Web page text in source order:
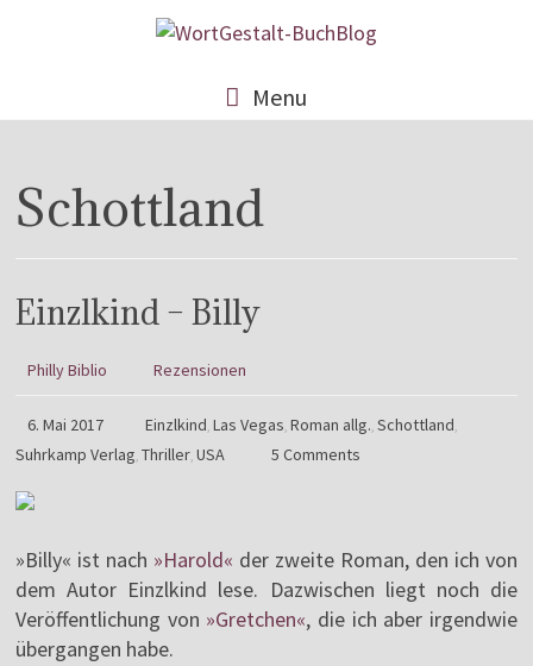
Menu
Schottland
Einzlkind – Billy
Philly Biblio Rezensionen
6. Mai 2017 Einzlkind,Las Vegas,Roman allg.,Schottland,
Suhrkamp Verlag,Thriller,USA 5 Comments
»Billy« ist nach »Harold« der zweite Roman, den ich von
dem Autor Einzlkind lese. Dazwischen liegt noch die
Veröffentlichung von »Gretchen«, die ich aber irgendwie
übergangen habe.